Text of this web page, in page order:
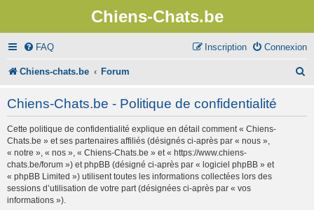
Chiens-Chats.be
FAQ Connexion
Inscription
Chiens-chats.be Forum
Chiens-Chats.be - Politique de confidentialité
Cette politique de confidentialité explique en détail comment « Chiens-
Chats.be » et ses partenaires affiliés (désignés ci-après par « nous »,
« notre », « nos », « Chiens-Chats.be » et « https://www.chiens-
chats.be/forum ») et phpBB (désigné ci-après par « logiciel phpBB » et
« phpBB Limited ») utilisent toutes les informations collectées lors des
sessions d’utilisation de votre part (désignées ci-après par « vos
informations »).